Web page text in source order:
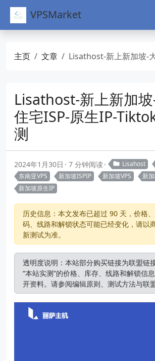
VPSMarket
主页 文章 Lisathost-新上新加坡-大带宽住宅ISP-原生IP-Tiktok-
Lisathost-新上新加
住宅ISP-原生IP-
测
2024年1月30日 7 分钟阅读 Lisahost
东南亚VPS
新加坡ISPIP 新加坡VPS
新
新加坡原生IP
历史信息：本文发布已超过 90 天，价格
码、线路和解锁状态可能已经变化，请以
新测试为准。
透明度说明：本站部分购买链接为联盟链
“本站实测”的价格、库存、线路和解锁信
开资料。请参阅编辑原则、 测试方法与联